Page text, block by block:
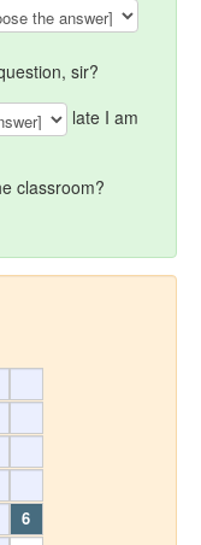
sir?
late I am
classroom?